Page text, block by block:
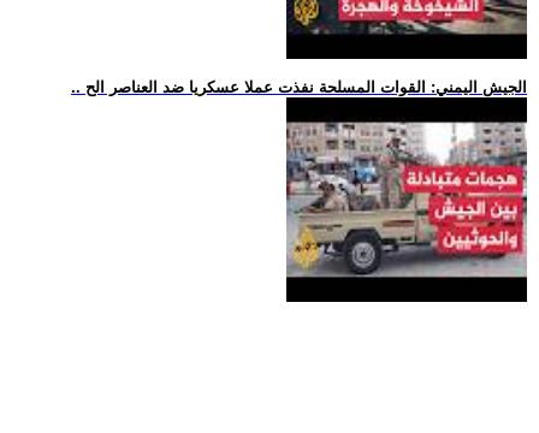
.. الجيش اليمني: القوات المسلحة نفذت عملا عسكريا ضد العناصر الح